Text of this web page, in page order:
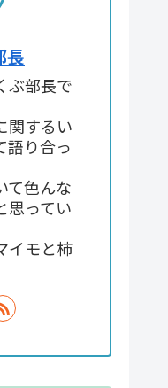
長
ぶ部長で
関するい
語り合っ
て色んな
思ってい
イモと柿